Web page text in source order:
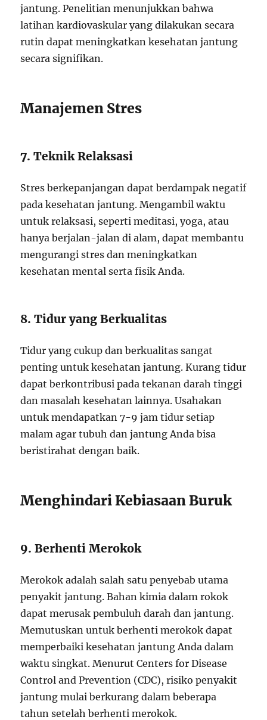
jantung. Penelitian menunjukkan bahwa
latihan kardiovaskular yang dilakukan secara
rutin dapat meningkatkan kesehatan jantung
secara signifikan.
Manajemen Stres
7. Teknik Relaksasi
Stres berkepanjangan dapat berdampak negatif
pada kesehatan jantung. Mengambil waktu
untuk relaksasi, seperti meditasi, yoga, atau
hanya berjalan-jalan di alam, dapat membantu
mengurangi stres dan meningkatkan
kesehatan mental serta fisik Anda.
8. Tidur yang Berkualitas
Tidur yang cukup dan berkualitas sangat
penting untuk kesehatan jantung. Kurang tidur
dapat berkontribusi pada tekanan darah tinggi
dan masalah kesehatan lainnya. Usahakan
untuk mendapatkan 7-9 jam tidur setiap
malam agar tubuh dan jantung Anda bisa
beristirahat dengan baik.
Menghindari Kebiasaan Buruk
9. Berhenti Merokok
Merokok adalah salah satu penyebab utama
penyakit jantung. Bahan kimia dalam rokok
dapat merusak pembuluh darah dan jantung.
Memutuskan untuk berhenti merokok dapat
memperbaiki kesehatan jantung Anda dalam
waktu singkat. Menurut Centers for Disease
Control and Prevention (CDC), risiko penyakit
jantung mulai berkurang dalam beberapa
tahun setelah berhenti merokok.